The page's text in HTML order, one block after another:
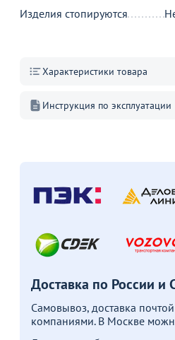
Изделия стопируются
Характеристики товара
Инструкция по эксплуатации
Доставка по России и
Самовывоз, доставка
компаниями. В Москве